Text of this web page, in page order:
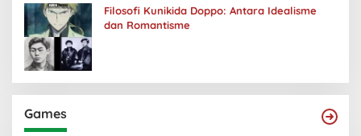
Filosofi Kunikida Doppo: Antara Idealisme
dan Romantisme
Games